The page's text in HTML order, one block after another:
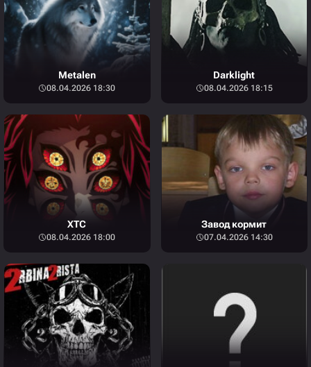
Metalen
08.04.2026 18:30
Darklight
08.04.2026 18:15
XTC
08.04.2026 18:00
Завод кормит
07.04.2026 14:30